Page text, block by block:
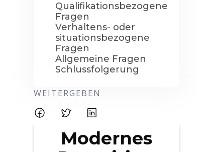
Qualifikationsbezogene
Fragen
Verhaltens- oder
situationsbezogene
Fragen
Allgemeine Fragen
Schlussfolgerung
WEITERGEBEN
Modernes